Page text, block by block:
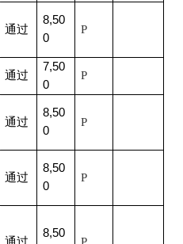
通过
8,50
0
P
通过
7,50
0
P
通过
8,50
0
P
通过
8,50
0
P
8,50